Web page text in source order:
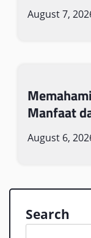
August 7,
Manfaat
August 6,
Search